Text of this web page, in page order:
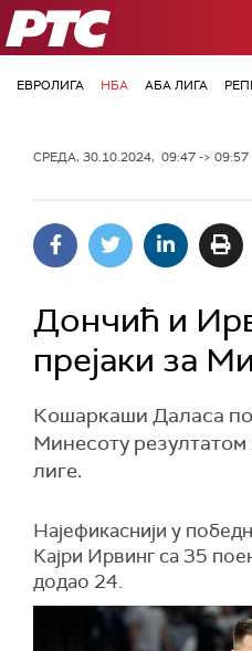
РТС
ЕВРОЛИГА НБА АБА ЛИГА
СРЕДА, 30.10.2024, 09:47 -> 09:57
Дончић и
прејаки за
Кошаркаши Даласа
Минесоту
лиге.
Најефикаснији у
Кајри Ирвинг са 35
додао 24.